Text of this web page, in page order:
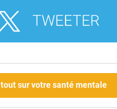
tout sur votre santé mentale